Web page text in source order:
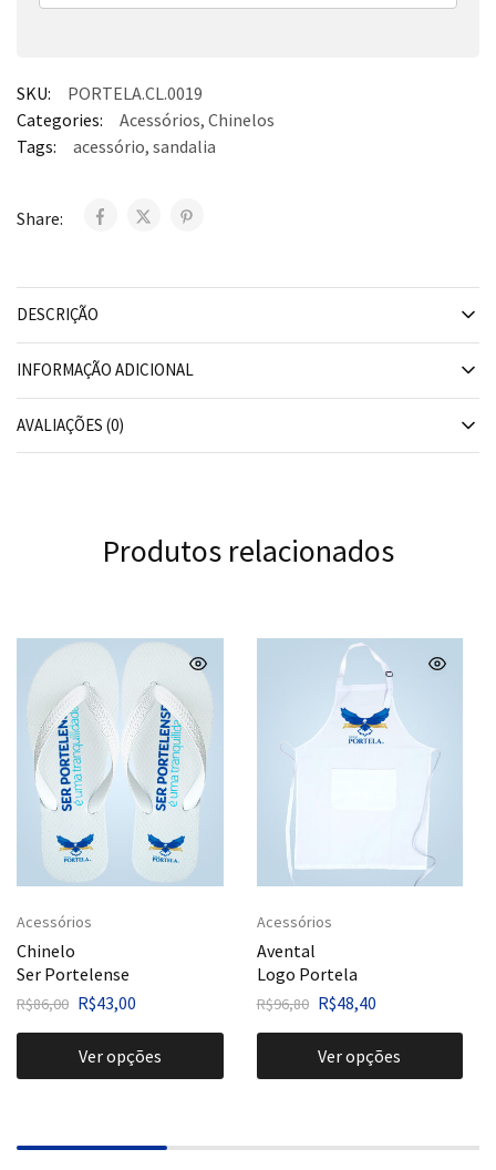
SKU:
PORTELA.CL.0019
Categories:
Acessórios, Chinelos
Tags:
acessório, sandalia
Share:
DESCRIÇÃO
INFORMAÇÃO ADICIONAL
AVALIAÇÕES (0)
Produtos relacionados
Acessórios
Chinelo
Ser Portelense
R$86,00 R$43,00
Ver opções
Acessórios
Avental
Logo Portela
R$96,80 R$48,40
Ver opções